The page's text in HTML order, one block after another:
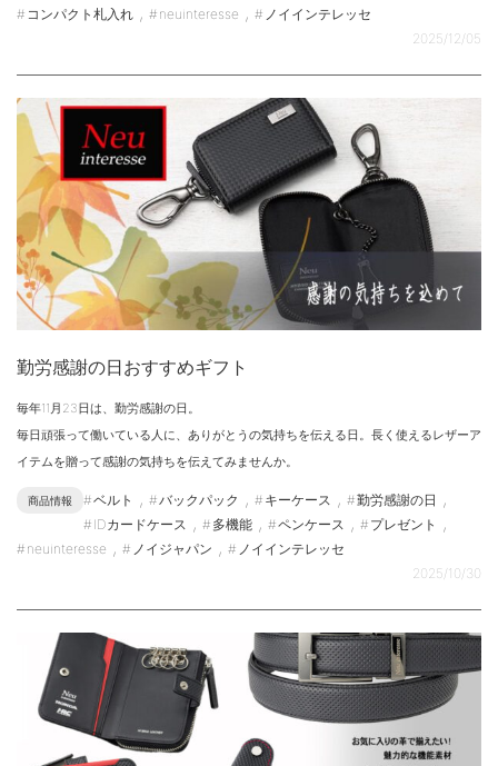
コンパクト札入れ , neuinteresse ,
ノイインテレッセ
2025/12/05
勤労感謝の日おすすめギフト
毎年11月23日は、勤労感謝の日。
毎日頑張って働いている人に、ありがとうの気持ちを伝える日。長く使えるレザーア
イテムを贈って感謝の気持ちを伝えてみませんか。
商品情報 ベルト , バックパック , キーケース , 勤労感謝の日 ,
IDカードケース , 多機能 , ペンケース , プレゼント ,
neuinteresse , ノイジャパン ,
ノイインテレッセ
2025/10/30